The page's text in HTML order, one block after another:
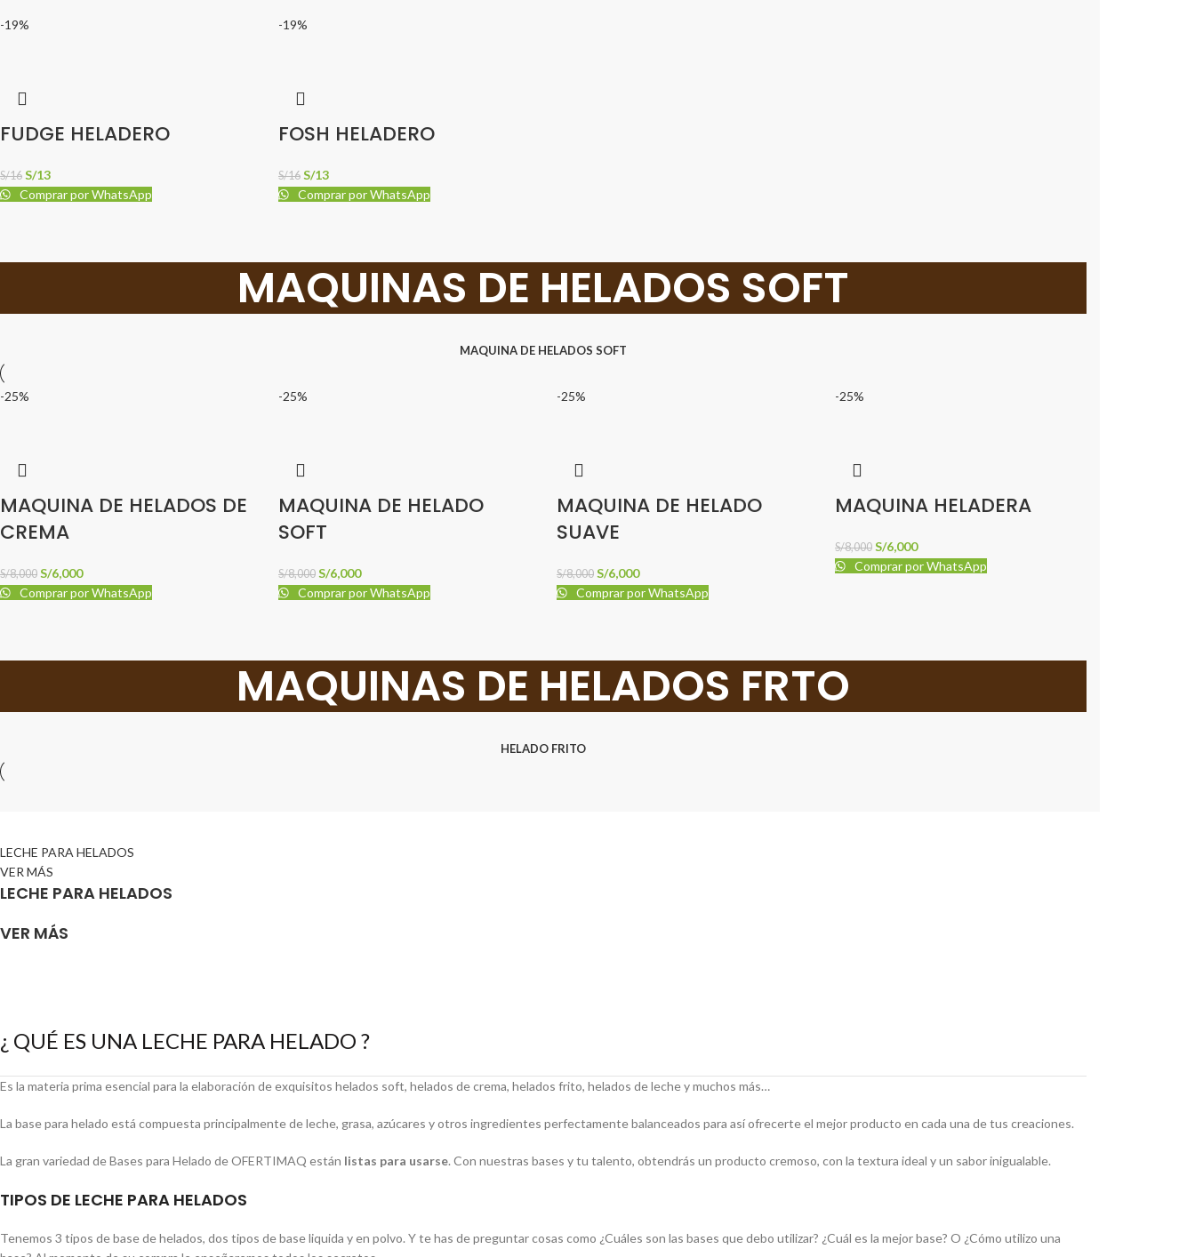
-19%
FUDGE HELADERO
S/16 S/13
Comprar por WhatsApp
-19%
FOSH HELADERO
S/16 S/13
Comprar por WhatsApp
MAQUINAS DE HELADOS SOFT
MAQUINA DE HELADOS SOFT
-25%
MAQUINA DE HELADOS DE
CREMA
S/8,000 S/6,000
Comprar por WhatsApp
-25%
MAQUINA DE HELADO
SOFT
S/8,000 S/6,000
Comprar por WhatsApp
-25%
MAQUINA DE HELADO
SUAVE
S/8,000 S/6,000
Comprar por WhatsApp
-25%
MAQUINA HELADERA
S/8,000 S/6,000
Comprar por WhatsApp
MAQUINAS DE HELADOS FRTO
HELADO FRITO
LECHE PARA HELADOS
VER MÁS
LECHE PARA HELADOS
VER MÁS
¿ QUÉ ES UNA LECHE PARA HELADO ?
Es la materia prima esencial para la elaboración de exquisitos helados soft, helados de crema, helados frito, helados de leche y muchos más…
La base para helado está compuesta principalmente de leche, grasa, azúcares y otros ingredientes perfectamente balanceados para así ofrecerte el mejor producto en cada una de tus creaciones.
La gran variedad de Bases para Helado de OFERTIMAQ están listas para usarse. Con nuestras bases y tu talento, obtendrás un producto cremoso, con la textura ideal y un sabor inigualable.
TIPOS DE LECHE PARA HELADOS
Tenemos 3 tipos de base de helados, dos tipos de base liquida y en polvo. Y te has de preguntar cosas como ¿Cuáles son las bases que debo utilizar? ¿Cuál es la mejor base? O ¿Cómo utilizo una